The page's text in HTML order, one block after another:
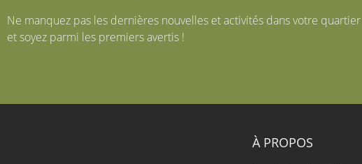
Ne manquez pas les dernières nouvelles et activités dans votre quartier
et soyez parmi les premiers avertis !
À PROPOS